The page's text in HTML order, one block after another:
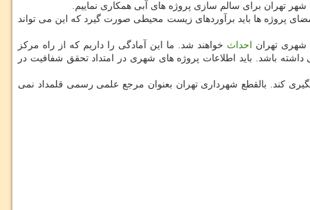
تهران برای سالم سازی پروژه های آبی همكاری نماییم.
پروژه ها باید برآوردهای زیست محیطی صورت گیرد كه این می تواند
احداث خواهند شد. ما این آمادگی را داریم كه از راه مركز
باشد. باید اطلاعات پروژه های شهری در امتداد تحقق شفافیت در
كند. بالقطع شهرداری تهران بعنوان مرجع علمی رسمی قلمداد نمی